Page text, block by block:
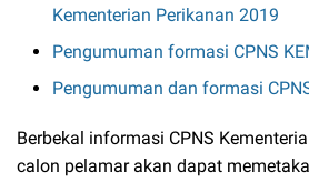
Kementerian Perikanan 2019
Pengumuman formasi CPNS
Pengumuman dan formasi
Berbekal informasi CPNS
calon pelamar akan dapat